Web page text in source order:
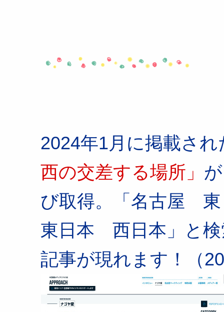
2024年1月に掲載され
西の交差する場所」
び取得。「名古屋
東日本 西日本」と検
記事が現れます！（